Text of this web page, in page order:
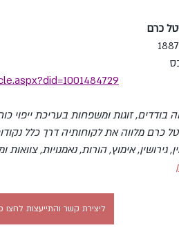
כרם
בודדים, זוגות ומשפחות בעריכת ייפוי
כרם מלווה את לקוחותיה דרך כלל
גירושין, אימוץ, הורות, נאמנויות, צוואות
ליצירת קשר והתייעצות לחצו